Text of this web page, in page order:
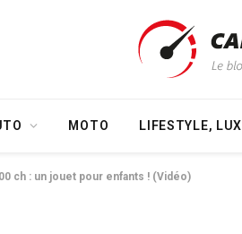
MOTO LIFESTYLE,
ch : un jouet pour enfants ! (Vidéo)